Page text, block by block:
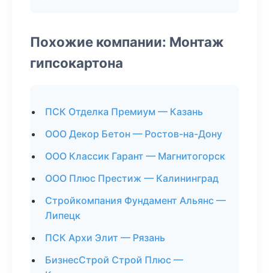
Похожие компании: Монтаж
гипсокартона
ПСК Отделка Премиум — Казань
ООО Декор Бетон — Ростов-на-Дону
ООО Классик Гарант — Магнитогорск
ООО Плюс Престиж — Калининград
Стройкомпания Фундамент Альянс —
Липецк
ПСК Архи Элит — Рязань
БизнесСтрой Строй Плюс —